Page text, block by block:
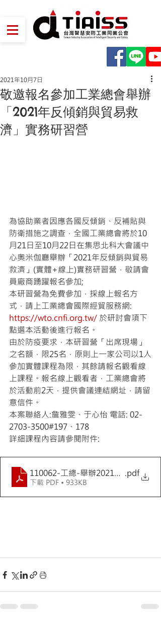
敬邀報名參加工業總會舉辦
「2021年反傾銷與貿易救
濟」實務研習營
2021年10月7日
為協助業者因應各國反傾銷、反補貼與
防衛措施之調查，全國工業總會將於10
月21日至10月22日在集思北科大會議中
心奧米伽廳舉辦「2021年反傾銷與貿易
救濟」(實體+線上)實務研習營，敬請會
員廠商踴躍報名參加;
本研習營為免費參加，採線上報名方
式，請上工業總會國際經貿服務網:
https://wto.cnfi.org.tw/ 於研討會項下
點選本活動後進行報名。
由於防疫要求，本研習營「出席現場」
之名額，限25名，原則上一家公司以1人
參加實體課程為限，其餘請報名觀看線
上課程。報名線上觀看者，工業總會將
於活動前2天，提供會議連結網址，請留
意信件。
本案聯絡人:詹雅雯、于心怡 電話: 02-
2703-3500#197、178
詳細課程內容請參閱附件:
110062-工總-舉辦2021年反傾銷與
.pdf
下載 PDF • 933KB